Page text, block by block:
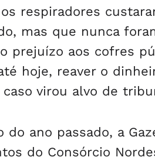
respiradores
mas que nunca
prejuízo aos cofres
hoje, reaver o
virou alvo de
do ano passado, a
do Consórcio